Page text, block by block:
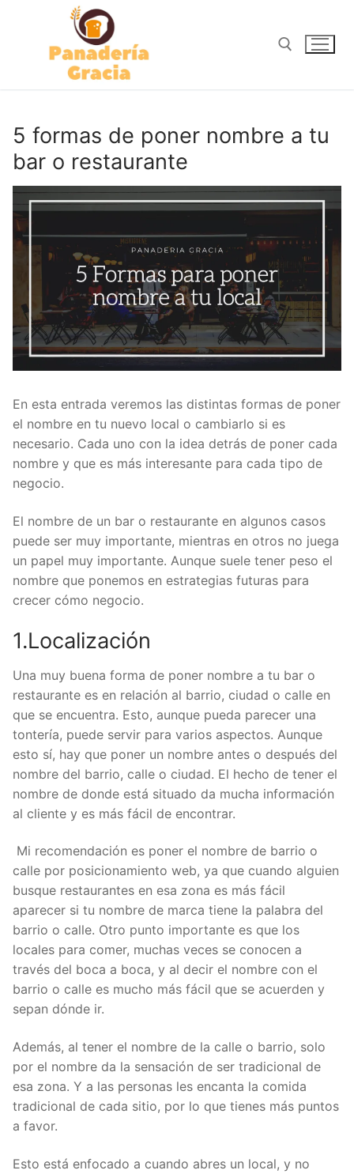
contenido
5 formas de poner nombre a tu
bar o restaurante
En esta entrada veremos las distintas formas de poner
el nombre en tu nuevo local o cambiarlo si es
necesario. Cada uno con la idea detrás de poner cada
nombre y que es más interesante para cada tipo de
negocio.
El nombre de un bar o restaurante en algunos casos
puede ser muy importante, mientras en otros no juega
un papel muy importante. Aunque suele tener peso el
nombre que ponemos en estrategias futuras para
crecer cómo negocio.
1.Localización
Una muy buena forma de poner nombre a tu bar o
restaurante es en relación al barrio, ciudad o calle en
que se encuentra. Esto, aunque pueda parecer una
tontería, puede servir para varios aspectos. Aunque
esto sí, hay que poner un nombre antes o después del
nombre del barrio, calle o ciudad. El hecho de tener el
nombre de donde está situado da mucha información
al cliente y es más fácil de encontrar.
Mi recomendación es poner el nombre de barrio o
calle por posicionamiento web, ya que cuando alguien
busque restaurantes en esa zona es más fácil
aparecer si tu nombre de marca tiene la palabra del
barrio o calle. Otro punto importante es que los
locales para comer, muchas veces se conocen a
través del boca a boca, y al decir el nombre con el
barrio o calle es mucho más fácil que se acuerden y
sepan dónde ir.
Además, al tener el nombre de la calle o barrio, solo
por el nombre da la sensación de ser tradicional de
esa zona. Y a las personas les encanta la comida
tradicional de cada sitio, por lo que tienes más puntos
a favor.
Esto está enfocado a cuando abres un local, y no